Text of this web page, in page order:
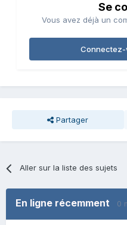
Se
Vous avez déjà un
Connectez-
Partager
Aller sur la liste des sujets
En ligne récemment 0